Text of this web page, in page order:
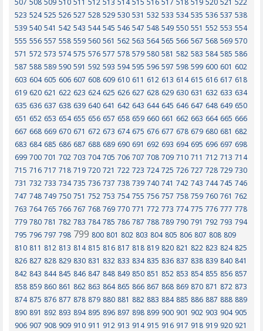
507 508 509 510 511 512 513 514 515 516 517 518 519 520 521 522
523 524 525 526 527 528 529 530 531 532 533 534 535 536 537 538
539 540 541 542 543 544 545 546 547 548 549 550 551 552 553 554
555 556 557 558 559 560 561 562 563 564 565 566 567 568 569 570
571 572 573 574 575 576 577 578 579 580 581 582 583 584 585 586
587 588 589 590 591 592 593 594 595 596 597 598 599 600 601 602
603 604 605 606 607 608 609 610 611 612 613 614 615 616 617 618
619 620 621 622 623 624 625 626 627 628 629 630 631 632 633 634
635 636 637 638 639 640 641 642 643 644 645 646 647 648 649 650
651 652 653 654 655 656 657 658 659 660 661 662 663 664 665 666
667 668 669 670 671 672 673 674 675 676 677 678 679 680 681 682
683 684 685 686 687 688 689 690 691 692 693 694 695 696 697 698
699 700 701 702 703 704 705 706 707 708 709 710 711 712 713 714
715 716 717 718 719 720 721 722 723 724 725 726 727 728 729 730
731 732 733 734 735 736 737 738 739 740 741 742 743 744 745 746
747 748 749 750 751 752 753 754 755 756 757 758 759 760 761 762
763 764 765 766 767 768 769 770 771 772 773 774 775 776 777 778
779 780 781 782 783 784 785 786 787 788 789 790 791 792 793 794
795 796 797 798 799 800 801 802 803 804 805 806 807 808 809
810 811 812 813 814 815 816 817 818 819 820 821 822 823 824 825
826 827 828 829 830 831 832 833 834 835 836 837 838 839 840 841
842 843 844 845 846 847 848 849 850 851 852 853 854 855 856 857
858 859 860 861 862 863 864 865 866 867 868 869 870 871 872 873
874 875 876 877 878 879 880 881 882 883 884 885 886 887 888 889
890 891 892 893 894 895 896 897 898 899 900 901 902 903 904 905
906 907 908 909 910 911 912 913 914 915 916 917 918 919 920 921